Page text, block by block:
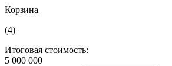
Корзина
(4)
Итоговая стоимость:
5 000 000